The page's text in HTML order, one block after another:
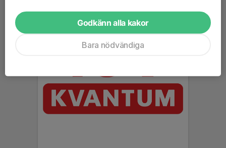
Godkänn alla kakor
Bara nödvändiga